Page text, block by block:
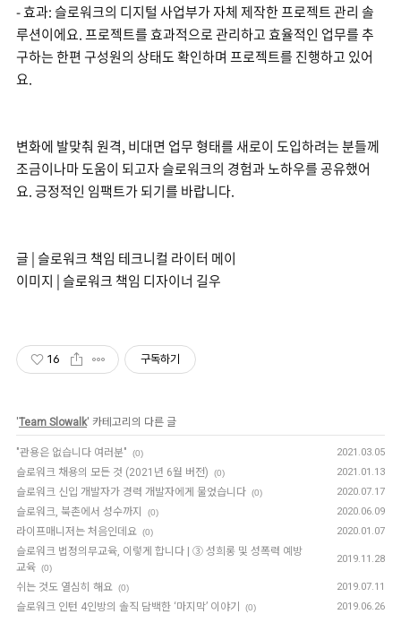
- 효과: 슬로워크의 디지털 사업부가 자체 제작한 프로젝트 관리 솔
루션이에요. 프로젝트를 효과적으로 관리하고 효율적인 업무를 추
구하는 한편 구성원의 상태도 확인하며 프로젝트를 진행하고 있어
요.
변화에 발맞춰 원격, 비대면 업무 형태를 새로이 도입하려는 분들께
조금이나마 도움이 되고자 슬로워크의 경험과 노하우를 공유했어
요. 긍정적인 임팩트가 되기를 바랍니다.
글 | 슬로워크 책임 테크니컬 라이터 메이
이미지 | 슬로워크 책임 디자이너 길우
16 구독하기
'Team Slowalk' 카테고리의 다른 글
"관용은 없습니다 여러분" (0) 2021.03.05
슬로워크 채용의 모든 것 (2021년 6월 버전) (0) 2021.01.13
슬로워크 신입 개발자가 경력 개발자에게 물었습니다 (0) 2020.07.17
슬로워크, 북촌에서 성수까지 (0) 2020.06.09
라이프매니저는 처음인데요 (0) 2020.01.07
슬로워크 법정의무교육, 이렇게 합니다 | ③ 성희롱 및 성폭력 예방
교육 (0)
2019.11.28
쉬는 것도 열심히 해요 (0) 2019.07.11
슬로워크 인턴 4인방의 솔직 담백한 ‘마지막’ 이야기 (0) 2019.06.26